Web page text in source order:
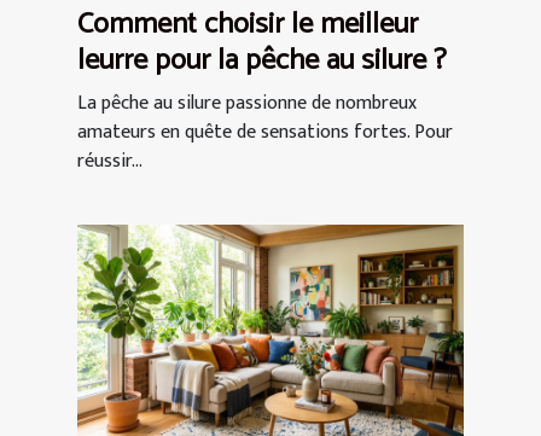
Comment choisir le meilleur
leurre pour la pêche au silure ?
La pêche au silure passionne de nombreux
amateurs en quête de sensations fortes. Pour
réussir...